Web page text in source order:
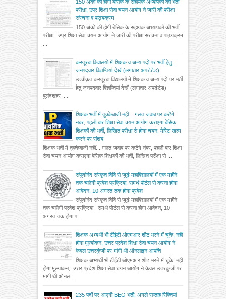
150 अंकों की होगी बेसिक के सहायक अध्यापकों की भर्ती
परीक्षा, उप्र शिक्षा सेवा चयन आयोग ने जारी की परीक्षा
संरचना व पाठ्यक्रम
150 अंकों की होगी बेसिक के सहायक अध्यापकों की भर्ती
परीक्षा, उप्र शिक्षा सेवा चयन आयोग ने जारी की परीक्षा संरचना व पाठ्यक्रम
कस्तूरबा विद्यालयों में शिक्षक व अन्य पदों पर भर्ती हेतु
जनपदवार विज्ञप्तियां देखें (लगातार अपडेटेड)
उच्चीकृत कस्तूरबा विद्यालयों में शिक्षक व अन्य पदों पर भर्ती
हेतु जनपदवार विज्ञप्तियां देखें (लगातार अपडेटेड)
बुलंदशहर ...
शिक्षक भर्ती में तुक्केबाजी नहीं... गलत जवाब पर कटेंगे
नंबर, पहली बार शिक्षा सेवा चयन आयोग कराएगा बेसिक
शिक्षकों की भर्ती, लिखित परीक्षा से होगा चयन, मेरिट खत्म
करने पर संशय
शिक्षक भर्ती में तुक्केबाजी नहीं... गलत जवाब पर कटेंगे नंबर, पहली बार शिक्षा
सेवा चयन आयोग कराएगा बेसिक शिक्षकों की भर्ती, लिखित परीक्षा से ...
संपूर्णानंद संस्कृत विवि से जुड़े महाविद्यालयों में एक महीने
तक चलेगी प्रवेश प्रक्रिया, समर्थ पोर्टल से करना होगा
आवेदन, 10 अगस्त तक होगा प्रवेश
संपूर्णानंद संस्कृत विवि से जुड़े महाविद्यालयों में एक महीने
तक चलेगी प्रवेश प्रक्रिया, समर्थ पोर्टल से करना होगा आवेदन, 10
अगस्त तक होगा प...
शिक्षक अभ्यर्थी भी टीईटी ओएमआर शीट भरने में चूके, नहीं
होगा मूल्यांकन, उत्तर प्रदेश शिक्षा सेवा चयन आयोग ने
केवल उत्तरकुंजी पर मांगी थी ऑनलाइन आपत्ति
शिक्षक अभ्यर्थी भी टीईटी ओएमआर शीट भरने में चूके, नहीं
होगा मूल्यांकन, उत्तर प्रदेश शिक्षा सेवा चयन आयोग ने केवल उत्तरकुंजी पर
मांगी थी ऑनल...
235 पदों पर आएगी BEO भर्ती, अगले सप्ताह रिक्तियां